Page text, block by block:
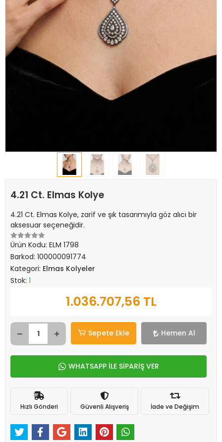
4.21 Ct. Elmas Kolye
4.21 Ct. Elmas Kolye, zarif ve şık tasarımıyla göz alıcı bir
aksesuar seçeneğidir.
Ürün Kodu: ELM 1798
Barkod: 100000091774
Kategori: Elmas Kolyeler
Stok: 1
1.036.707,56 TL
Sepete Ekle Hemen Al
WHATSAPP İLE SİPARİŞ VER
Hızlı Gönderi Güvenli Alışveriş İade ve Değişim